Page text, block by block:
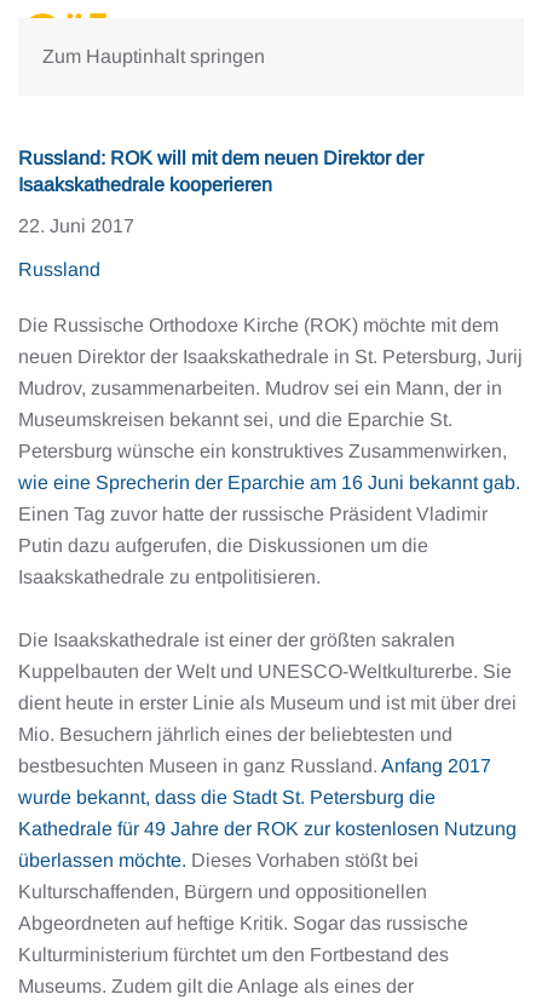
Zum Hauptinhalt springen
Russland: ROK will mit dem neuen Direktor der
Isaakskathedrale kooperieren
22. Juni 2017
Russland
Die Russische Orthodoxe Kirche (ROK) möchte mit dem
neuen Direktor der Isaakskathedrale in St. Petersburg, Jurij
Mudrov, zusammenarbeiten. Mudrov sei ein Mann, der in
Museumskreisen bekannt sei, und die Eparchie St.
Petersburg wünsche ein konstruktives Zusammenwirken,
wie eine Sprecherin der Eparchie am 16 Juni bekannt gab.
Einen Tag zuvor hatte der russische Präsident Vladimir
Putin dazu aufgerufen, die Diskussionen um die
Isaakskathedrale zu entpolitisieren.
Die Isaakskathedrale ist einer der größten sakralen
Kuppelbauten der Welt und UNESCO-Weltkulturerbe. Sie
dient heute in erster Linie als Museum und ist mit über drei
Mio. Besuchern jährlich eines der beliebtesten und
bestbesuchten Museen in ganz Russland. Anfang 2017
wurde bekannt, dass die Stadt St. Petersburg die
Kathedrale für 49 Jahre der ROK zur kostenlosen Nutzung
überlassen möchte. Dieses Vorhaben stößt bei
Kulturschaffenden, Bürgern und oppositionellen
Abgeordneten auf heftige Kritik. Sogar das russische
Kulturministerium fürchtet um den Fortbestand des
Museums. Zudem gilt die Anlage als eines der